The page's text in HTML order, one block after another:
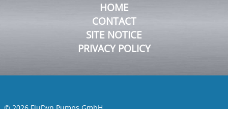
HOME
CONTACT
SITE NOTICE
PRIVACY POLICY
© 2026 FluDyn Pumps GmbH